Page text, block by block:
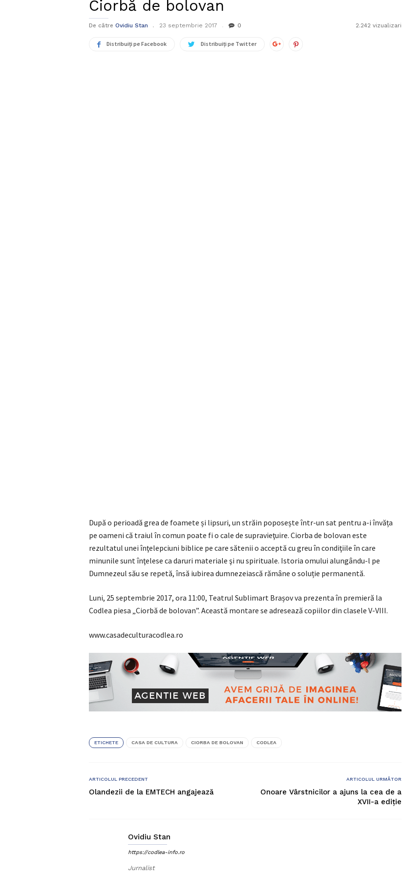
Ciorbă de bolovan
De către Ovidiu Stan 23 septembrie 2017 0 2.242 vizualizari
Distribuiți pe Facebook Distribuiți pe Twitter
După o perioadă grea de foamete și lipsuri, un străin poposește într-un sat pentru a-i învăța
pe oameni că traiul în comun poate fi o cale de supravieţuire. Ciorba de bolovan este
rezultatul unei înţelepciuni biblice pe care sătenii o acceptă cu greu în condiţiile în care
minunile sunt înţelese ca daruri materiale şi nu spirituale. Istoria omului alungându-l pe
Dumnezeul său se repetă, însă iubirea dumnezeiască rămâne o soluție permanentă.
Luni, 25 septembrie 2017, ora 11:00, Teatrul Sublimart Brașov va prezenta în premieră la
Codlea piesa „Ciorbă de bolovan”. Această montare se adresează copiilor din clasele V-VIII.
www.casadeculturacodlea.ro
ETICHETE CASA DE CULTURA CIORBA DE BOLOVAN CODLEA
ARTICOLUL PRECEDENT
Olandezii de la EMTECH angajează
ARTICOLUL URMĂTOR
Onoare Vârstnicilor a ajuns la cea de a
XVII-a ediție
Ovidiu Stan
https://codlea-info.ro
Jurnalist